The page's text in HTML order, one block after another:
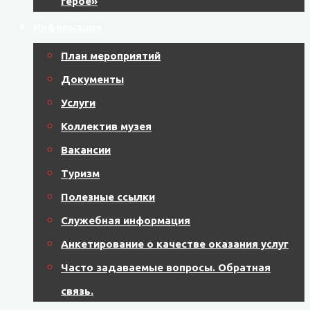
План мероприятий
Документы
Услуги
Коллектив музея
Вакансии
Туризм
Полезные ссылки
Служебная информация
Анкетирование о качестве оказания услуг
Часто задаваемые вопросы. Обратная
связь.